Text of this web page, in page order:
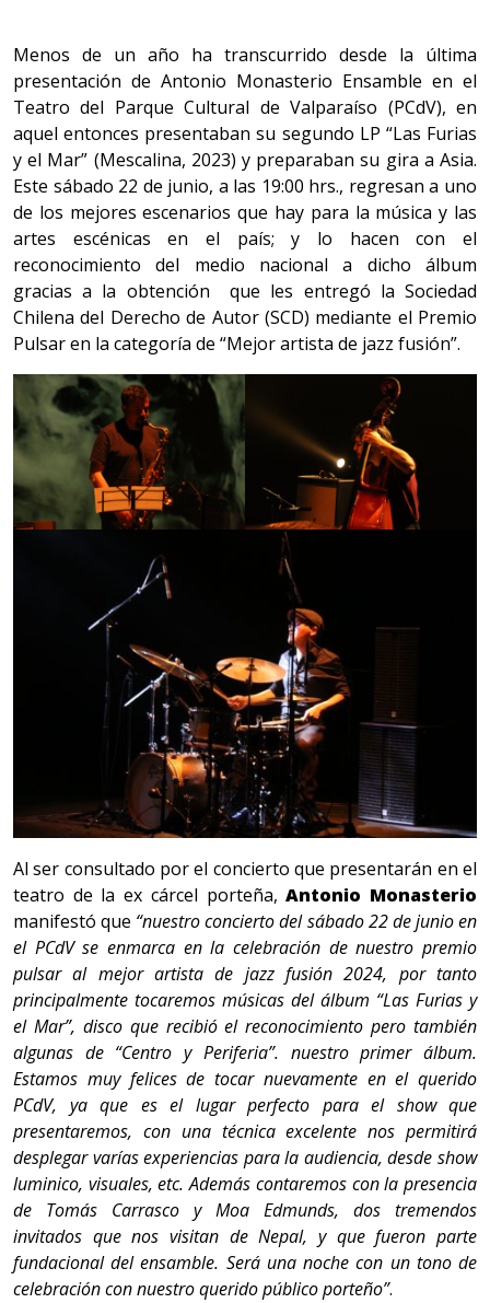
Menos de un año ha transcurrido desde la última
presentación de Antonio Monasterio Ensamble en el
Teatro del Parque Cultural de Valparaíso (PCdV), en
aquel entonces presentaban su segundo LP “Las Furias
y el Mar” (Mescalina, 2023) y preparaban su gira a Asia.
Este sábado 22 de junio, a las 19:00 hrs., regresan a uno
de los mejores escenarios que hay para la música y las
artes escénicas en el país; y lo hacen con el
reconocimiento del medio nacional a dicho álbum
gracias a la obtención que les entregó la Sociedad
Chilena del Derecho de Autor (SCD) mediante el Premio
Pulsar en la categoría de “Mejor artista de jazz fusión”.
Al ser consultado por el concierto que presentarán en el
teatro de la ex cárcel porteña,Antonio Monasterio
manifestó que “nuestro concierto del sábado 22 de junio en
el PCdV se enmarca en la celebración de nuestro premio
pulsar al mejor artista de jazz fusión 2024, por tanto
principalmente tocaremos músicas del álbum “Las Furias y
el Mar”, disco que recibió el reconocimiento pero también
algunas de “Centro y Periferia”. nuestro primer álbum.
Estamos muy felices de tocar nuevamente en el querido
PCdV, ya que es el lugar perfecto para el show que
presentaremos, con una técnica excelente nos permitirá
desplegar varías experiencias para la audiencia, desde show
luminico, visuales, etc. Además contaremos con la presencia
de Tomás Carrasco y Moa Edmunds, dos tremendos
invitados que nos visitan de Nepal, y que fueron parte
fundacional del ensamble. Será una noche con un tono de
celebración con nuestro querido público porteño”.